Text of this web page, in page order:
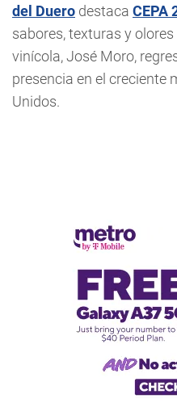
del Duero destaca CEPA
sabores, texturas y
vinícola, José Moro,
presencia en el creciente
Unidos.